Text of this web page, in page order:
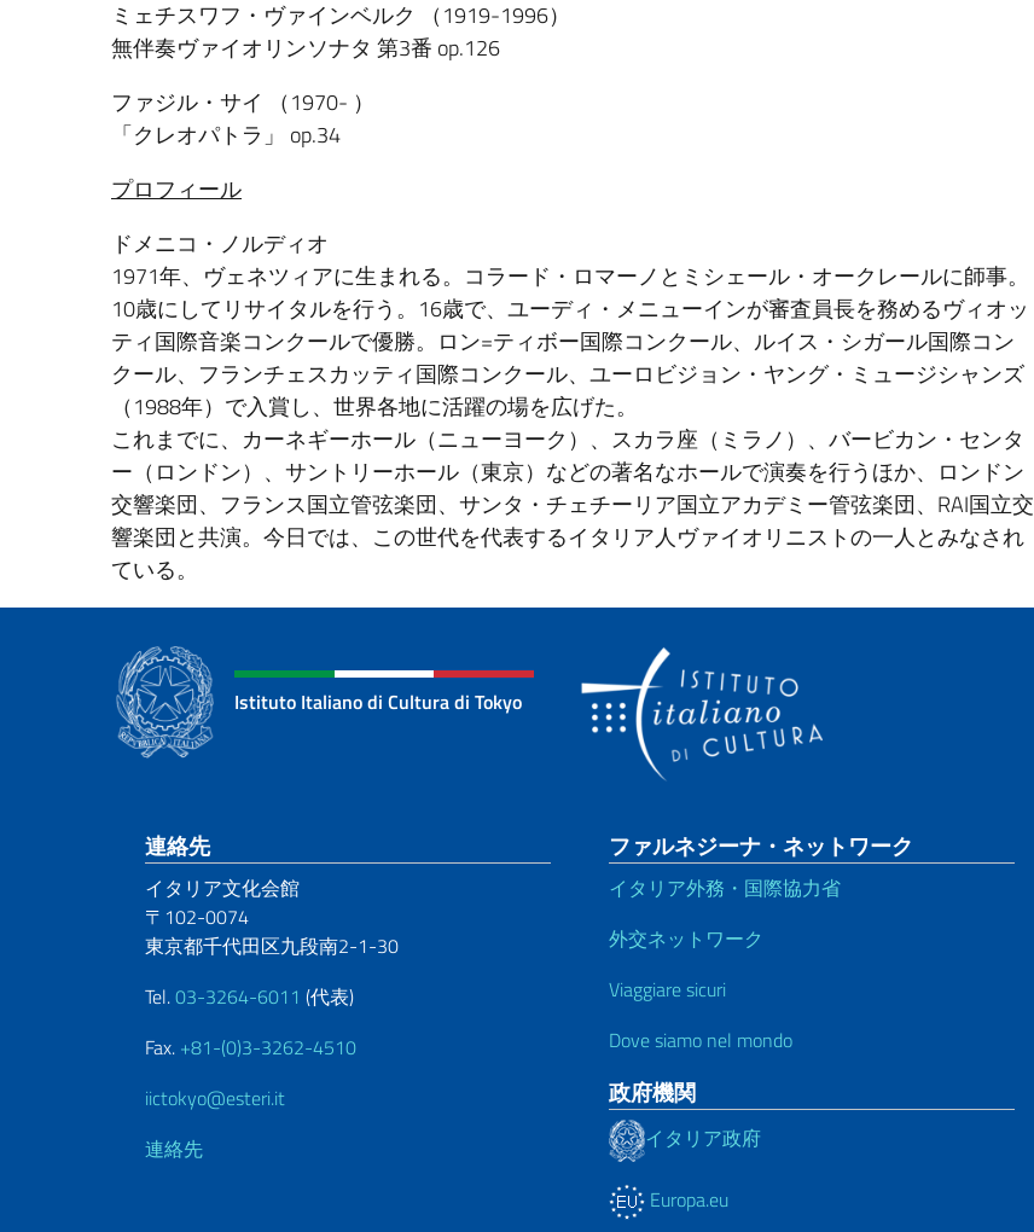
ミェチスワフ・ヴァインベルク （1919-1996）
無伴奏ヴァイオリンソナタ 第3番 op.126
ファジル・サイ （1970- ）
「クレオパトラ」 op.34
プロフィール
ドメニコ・ノルディオ
1971年、ヴェネツィアに生まれる。コラード・ロマーノとミシェール・オークレールに師事。
10歳にしてリサイタルを行う。16歳で、ユーディ・メニューインが審査員長を務めるヴィオッ
ティ国際音楽コンクールで優勝。ロン=ティボー国際コンクール、ルイス・シガール国際コン
クール、フランチェスカッティ国際コンクール、ユーロビジョン・ヤング・ミュージシャンズ
（1988年）で入賞し、世界各地に活躍の場を広げた。
これまでに、カーネギーホール（ニューヨーク）、スカラ座（ミラノ）、バービカン・センタ
ー（ロンドン）、サントリーホール（東京）などの著名なホールで演奏を行うほか、ロンドン
交響楽団、フランス国立管弦楽団、サンタ・チェチーリア国立アカデミー管弦楽団、RAI国立交
響楽団と共演。今日では、この世代を代表するイタリア人ヴァイオリニストの一人とみなされ
ている。
Istituto Italiano di Cultura di Tokyo
Footer section
連絡先
イタリア文化会館
〒102-0074
東京都千代田区九段南2-1-30
Tel.03-3264-6011 (代表)
Fax. +81-(0)3-3262-4510
iictokyo@esteri.it
連絡先
ファルネジーナ・ネットワーク
イタリア外務・国際協力省
外交ネットワーク
Viaggiare sicuri
Dove siamo nel mondo
政府機関
イタリア政府
Europa.eu